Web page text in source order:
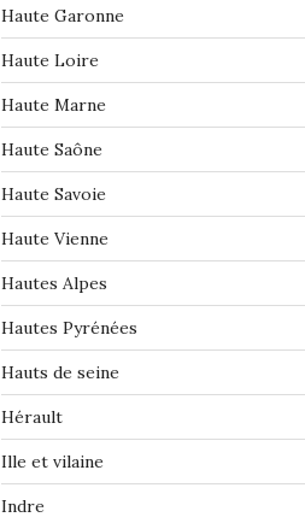
Haute Garonne
Haute Loire
Haute Marne
Haute Saône
Haute Savoie
Haute Vienne
Hautes Alpes
Hautes Pyrénées
Hauts de seine
Hérault
Ille et vilaine
Indre